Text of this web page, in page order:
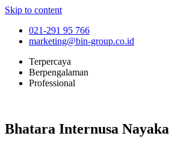
Skip to content
021-291 95 766
marketing@bin-group.co.id
Terpercaya
Berpengalaman
Professional
Bhatara Internusa Nayaka